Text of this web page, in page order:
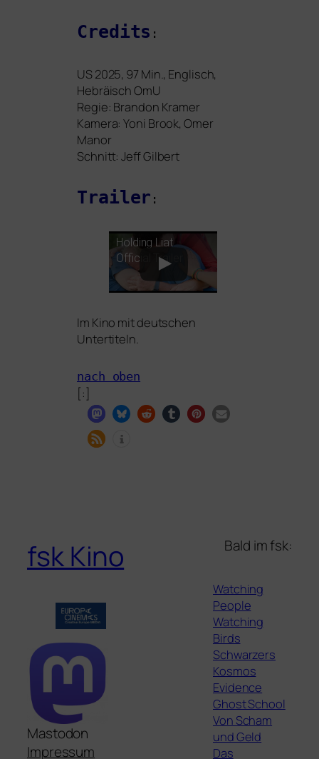
Credits :
US2025, 97 Min., Englisch,
Hebräisch OmU
Regie: Brandon Kramer
Kamera: Yoni Brook, Omer
Manor
Schnitt: Jeff Gilbert
Trailer :
Holding Liat
Official Trailer
Im Kino mit deut­schen
Untertiteln.
nach oben
[:]
fsk Kino
Mastodon
Impressum
Bald im fsk:
Watching
People
Watching
Birds
Schwarzers
Kosmos
Evidence
Ghost School
Von Scham
und Geld
Das